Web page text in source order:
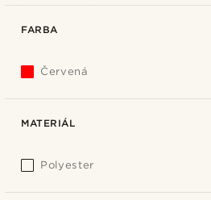
FARBA
Červená
MATERIÁL
Polyester